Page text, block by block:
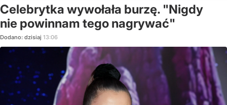
Celebrytka wywołała burzę. "Nigdy
nie powinnam tego nagrywać"
Dodano: dzisiaj 13:06